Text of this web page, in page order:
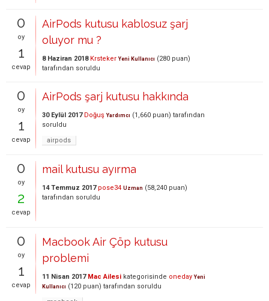
0
oy
1
cevap
AirPods kutusu kablosuz şarj
oluyor mu ?
8 Haziran 2018 Krsteker Yeni Kullanıcı (280 puan)
tarafından soruldu
0
oy
1
cevap
AirPods şarj kutusu hakkında
30 Eylül 2017 Doğuş Yardımcı (1,660 puan) tarafından
soruldu
airpods
0
oy
2
cevap
mail kutusu ayırma
14 Temmuz 2017 pose34 Uzman (58,240 puan)
tarafından soruldu
0
oy
1
cevap
Macbook Air Çöp kutusu
problemi
11 Nisan 2017 Mac Ailesi kategorisinde oneday Yeni
Kullanıcı (120 puan) tarafından soruldu